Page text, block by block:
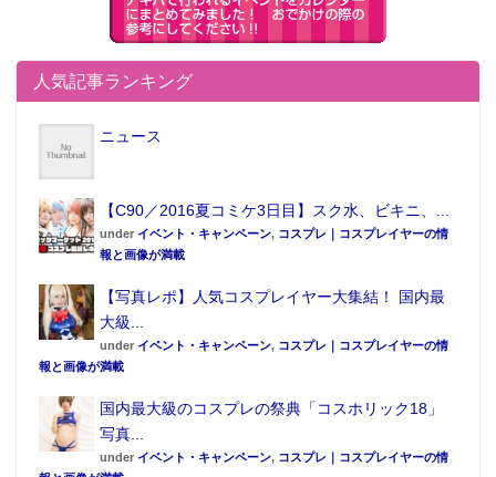
人気記事ランキング
ニュース
【C90／2016夏コミケ3日目】スク水、ビキニ、...
under イベント・キャンペーン, コスプレ｜コスプレイヤーの情
報と画像が満載
【写真レポ】人気コスプレイヤー大集結！ 国内最
大級...
under イベント・キャンペーン, コスプレ｜コスプレイヤーの情
報と画像が満載
国内最大級のコスプレの祭典「コスホリック18」
写真...
under イベント・キャンペーン, コスプレ｜コスプレイヤーの情